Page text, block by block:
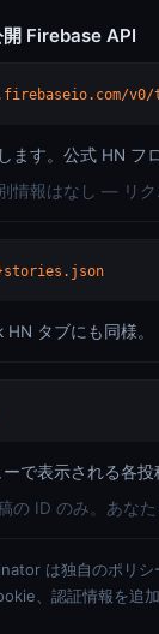
Firebase API
ます。公式 HN フ
情報はなし — リク
タブにも同様。
で表示される各
の ID のみ。あなた
は独自のポリシ
、認証情報を追加